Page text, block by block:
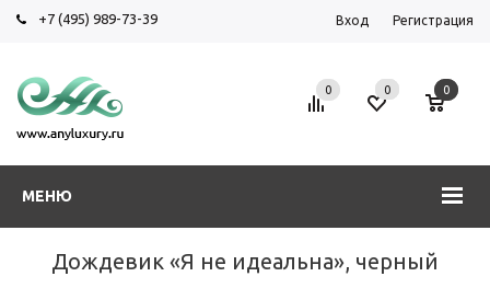
+7 (495) 989-73-39 Вход Регистрация
МЕНЮ
0 0 0
Дождевик «Я не идеальна», черный